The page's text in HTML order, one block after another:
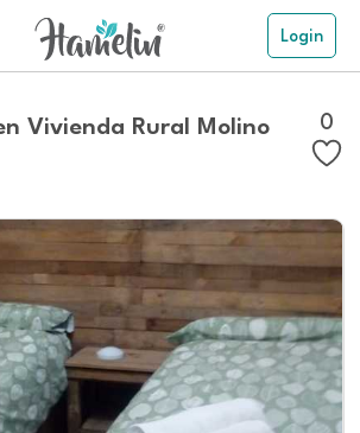
Login
Vivienda Rural Molino
0